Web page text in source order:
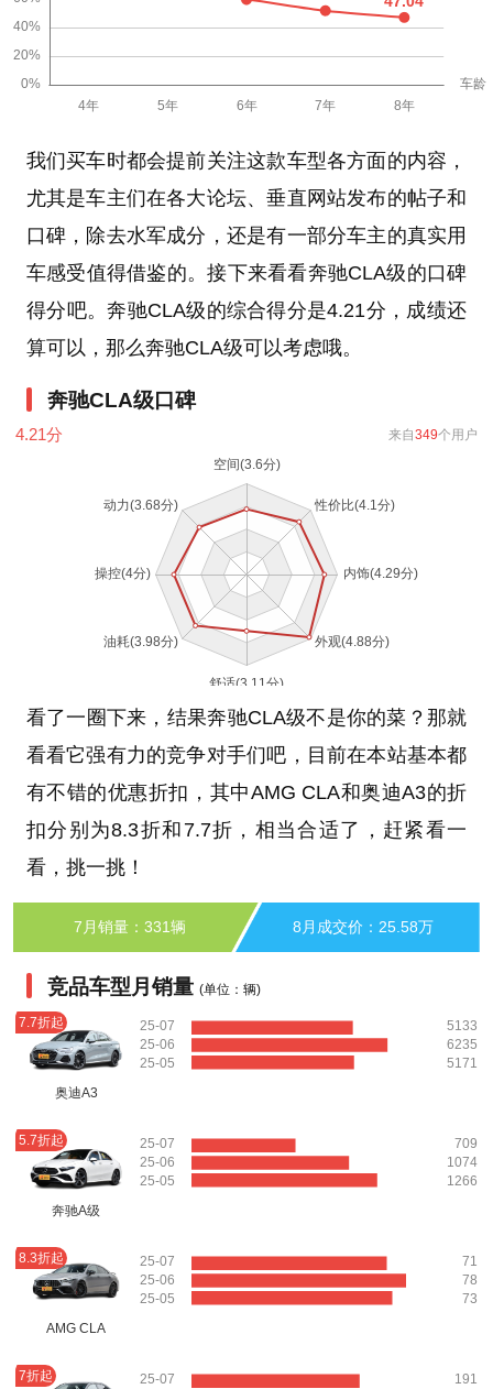
我们买车时都会提前关注这款车型各方面的内容，
尤其是车主们在各大论坛、垂直网站发布的帖子和
口碑，除去水军成分，还是有一部分车主的真实用
车感受值得借鉴的。接下来看看奔驰CLA级的口碑
得分吧。奔驰CLA级的综合得分是4.21分，成绩还
算可以，那么奔驰CLA级可以考虑哦。
奔驰CLA级口碑
4.21分 来自349个用户
看了一圈下来，结果奔驰CLA级不是你的菜？那就
看看它强有力的竞争对手们吧，目前在本站基本都
有不错的优惠折扣，其中AMG CLA和奥迪A3的折
扣分别为8.3折和7.7折，相当合适了，赶紧看一
看，挑一挑！
7月销量：331辆 8月成交价：25.58万
竞品车型月销量 (单位：辆)
7.7折起
奥迪A3
25-07
25-06
25-05
5133
6235
5171
5.7折起
奔驰A级
25-07
25-06
25-05
709
1074
1266
8.3折起
AMG CLA
25-07
25-06
25-05
71
78
73
7折起
25-07
191